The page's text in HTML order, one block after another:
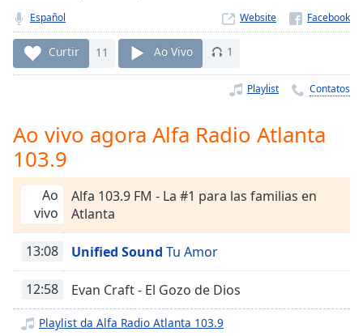
live LIVE
Remaining
Time-
Playback
Rate
Chapters
Chapters
Descriptions
descriptions
selected
Subtitles
Español Website
Curtir 11 Ao Vivo 1
Playlist Contatos
Ao vivo agora Alfa Radio Atlanta
103.9
Ao
vivo
Alfa 103.9 FM - La #1 para las familias en
Atlanta
13:08 Unified Sound Tu Amor
12:58 Evan Craft - El Gozo de Dios
Playlist da Alfa Radio Atlanta 103.9